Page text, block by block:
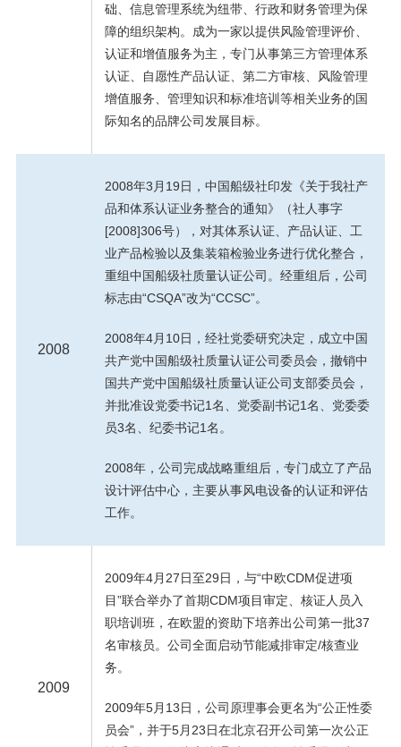
础、信息管理系统为纽带、行政和财务管理为保
障的组织架构。成为一家以提供风险管理评价、
认证和增值服务为主，专门从事第三方管理体系
认证、自愿性产品认证、第二方审核、风险管理
增值服务、管理知识和标准培训等相关业务的国
际知名的品牌公司发展目标。
2008
2008年3月19日，中国船级社印发《关于我社产
品和体系认证业务整合的通知》（社人事字
[2008]306号），对其体系认证、产品认证、工
业产品检验以及集装箱检验业务进行优化整合，
重组中国船级社质量认证公司。经重组后，公司
标志由“CSQA”改为“CCSC”。
2008年4月10日，经社党委研究决定，成立中国
共产党中国船级社质量认证公司委员会，撤销中
国共产党中国船级社质量认证公司支部委员会，
并批准设党委书记1名、党委副书记1名、党委委
员3名、纪委书记1名。
2008年，公司完成战略重组后，专门成立了产品
设计评估中心，主要从事风电设备的认证和评估
工作。
2009
2009年4月27日至29日，与“中欧CDM促进项
目”联合举办了首期CDM项目审定、核证人员入
职培训班，在欧盟的资助下培养出公司第一批37
名审核员。公司全面启动节能减排审定/核查业
务。
2009年5月13日，公司原理事会更名为“公正性委
员会”，并于5月23日在北京召开公司第一次公正